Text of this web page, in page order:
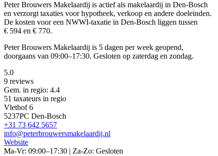
Peter Brouwers Makelaardij is actief als makelaardij in Den-Bosch
en verzorgt taxaties voor hypotheek, verkoop en andere doeleinden.
De kosten voor een NWWI-taxatie in Den-Bosch liggen tussen
€ 594 en € 770.
Peter Brouwers Makelaardij is 5 dagen per week geopend,
doorgaans van 09:00–17:30. Gesloten op zaterdag en zondag.
5.0
9 reviews
Gem. in regio: 4.4
51 taxateurs in regio
Vlethof 6
5237PC Den-Bosch
+31 73 642 5657
info@peterbrouwersmakelaardij.nl
Website
Ma-Vr: 09:00–17:30 | Za-Zo: Gesloten